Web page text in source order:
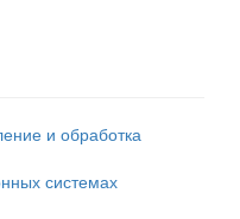
и обработка
системах